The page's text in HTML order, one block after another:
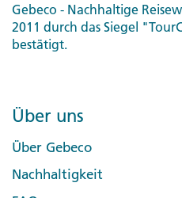
Gebeco - Nachhaltige
2011 durch das Siegel
bestätigt.
Über uns
Über Gebeco
Nachhaltigkeit